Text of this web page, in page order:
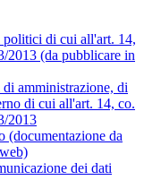
di cui all'art. 14,
2013 (da pubblicare in
amministrazione, di
di cui all'art. 14, co.
2013
(documentazione da
dei dati